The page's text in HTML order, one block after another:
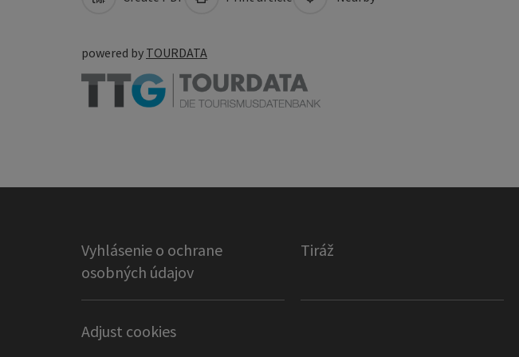
powered by TOURDATA
Vyhlásenie o ochrane
osobných údajov
Tiráž
Adjust cookies